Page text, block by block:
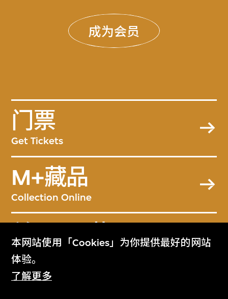
本网站使用「Cookies」为你提供最好的网站
体验。
了解更多
成为会员
门票
Get Tickets
M+藏品
Collection Online
关于M+藏品
About the Collection
M+杂志